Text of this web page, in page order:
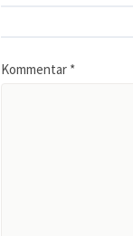
Kommentar *